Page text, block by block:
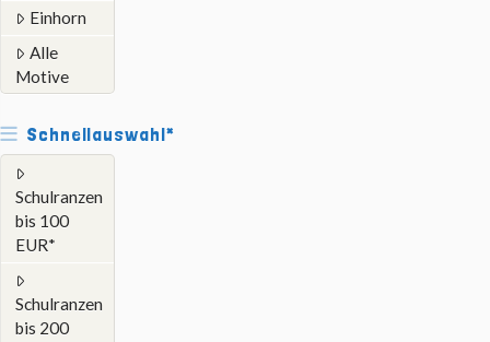
Einhorn
Alle
Motive
Schnellauswahl*
Schulranzen
bis 100
EUR*
Schulranzen
bis 200